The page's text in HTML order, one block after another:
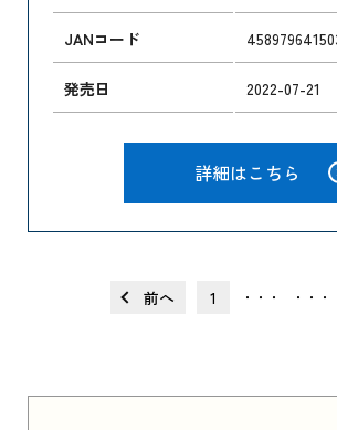
JANコード
発売日 2022-07-21
詳細はこちら
前へ 1 ・・・ ・・・